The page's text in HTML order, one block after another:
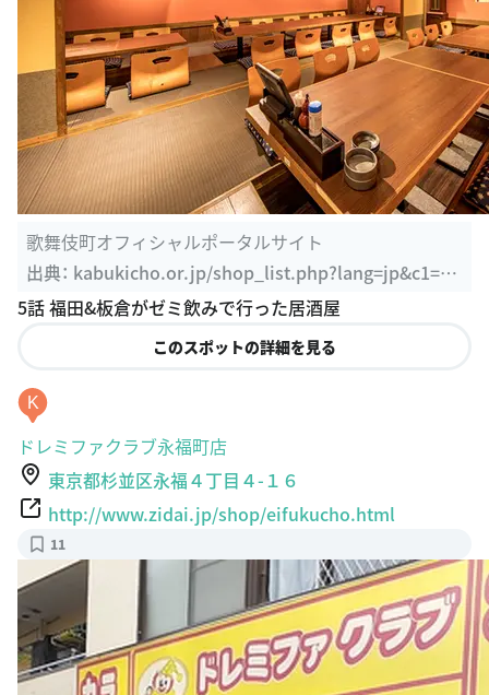
歌舞伎町オフィシャルポータルサイト
出典：kabukicho.or.jp/shop_list.php?lang=jp&c1=1&
c2=3
5話 福田&板倉がゼミ飲みで行った居酒屋
このスポットの詳細を見る
ドレミファクラブ永福町店
東京都杉並区永福４丁目４-１６
http://www.zidai.jp/shop/eifukucho.html
11